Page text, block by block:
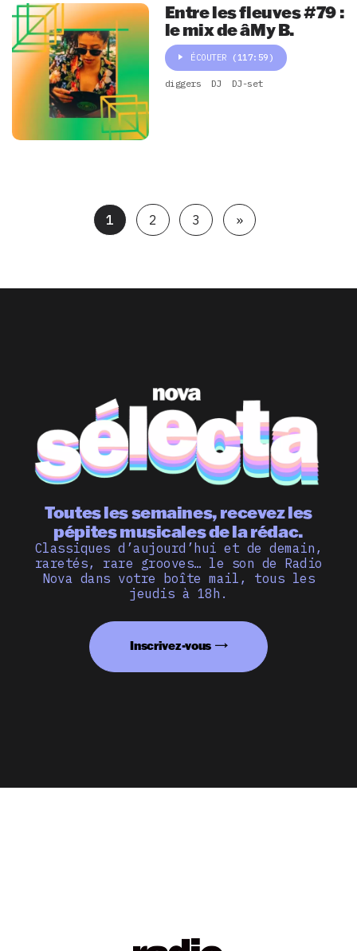
Entre les fleuves #79 :
le mix de âMy B.
ÉCOUTER (117:59)
diggers DJ DJ-set
1 2 3 »
Toutes les semaines, recevez les
pépites musicales de la rédac.
Classiques d’aujourd’hui et de demain,
raretés, rare grooves… le son de Radio
Nova dans votre boîte mail, tous les
jeudis à 18h.
Inscrivez-vous